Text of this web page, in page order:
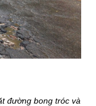
đường bong tróc và